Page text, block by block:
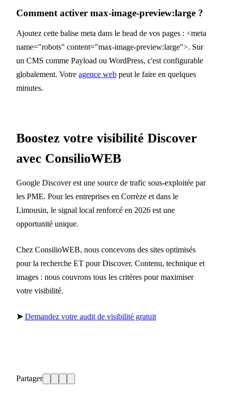
Comment activer max-image-preview:large ?
Ajoutez cette balise meta dans le head de vos pages : <meta
name="robots" content="max-image-preview:large">. Sur
un CMS comme Payload ou WordPress, c'est configurable
globalement. Votre agence web peut le faire en quelques
minutes.
Boostez votre visibilité Discover
avec ConsilioWEB
Google Discover est une source de trafic sous-exploitée par
les PME. Pour les entreprises en Corrèze et dans le
Limousin, le signal local renforcé en 2026 est une
opportunité unique.
Chez ConsilioWEB, nous concevons des sites optimisés
pour la recherche ET pour Discover. Contenu, technique et
images : nous couvrons tous les critères pour maximiser
votre visibilité.
➤Demandez votre audit de visibilité gratuit
Partager